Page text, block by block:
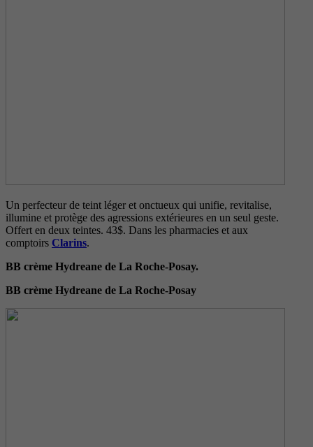
Un perfecteur de teint léger et onctueux qui unifie, revitalise,
illumine et protège des agressions extérieures en un seul geste.
Offert en deux teintes. 43$. Dans les pharmacies et aux
comptoirs Clarins.
BB crème Hydreane de La Roche-Posay.
BB crème Hydreane de La Roche-Posay